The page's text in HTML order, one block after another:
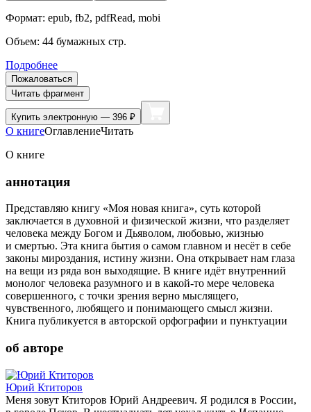
Формат: epub, fb2, pdfRead, mobi
Объем: 44 бумажных стр.
Подробнее
Пожаловаться
Читать фрагмент
Купить электронную — 396 ₽
О книгеОглавлениеЧитать
О книге
аннотация
Представляю книгу «Моя новая книга», суть которой
заключается в духовной и физической жизни, что разделяет
человека между Богом и Дьяволом, любовью, жизнью
и смертью. Эта книга бытия о самом главном и несёт в себе
законы мироздания, истину жизни. Она открывает нам глаза
на вещи из ряда вон выходящие. В книге идёт внутренний
монолог человека разумного и в какой-то мере человека
совершенного, с точки зрения верно мыслящего,
чувственного, любящего и понимающего смысл жизни.
Книга публикуется в авторской орфографии и пунктуации
об авторе
Юрий Ктиторов
Меня зовут Ктиторов Юрий Андреевич. Я родился в России,